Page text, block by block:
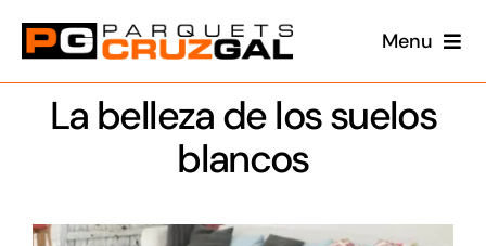
Saltar
contenido
Menu
Conócenos
Productos
Proyectos
La belleza de los suelos
blancos